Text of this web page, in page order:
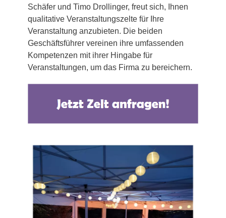
Schäfer und Timo Drollinger, freut sich, Ihnen
qualitative Veranstaltungszelte für Ihre
Veranstaltung anzubieten. Die beiden
Geschäftsführer vereinen ihre umfassenden
Kompetenzen mit ihrer Hingabe für
Veranstaltungen, um das Firma zu bereichern.